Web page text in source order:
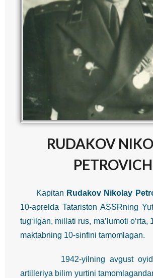
RUDAKOV
PETROVICH
Kapitan Rudakov Nikolay
10-aprelda Tatariston ASSRning
tug‘ilgan, millati rus, ma’lumoti o‘rta,
maktabning 10-sinfini tamomlagan.
1942-yilning avgust oyida
artilleriya bilim yurtini